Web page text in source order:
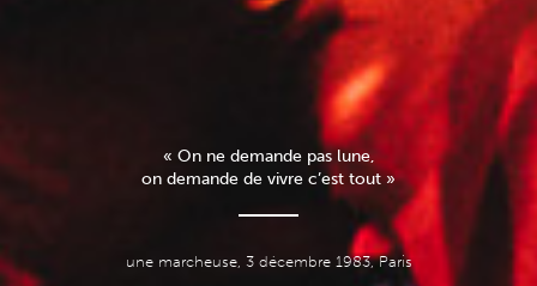
« On ne demande pas lune,
on demande de vivre c’est tout »
une marcheuse, 3 décembre 1983, Paris